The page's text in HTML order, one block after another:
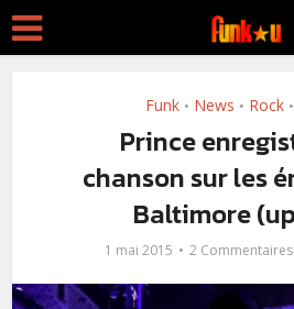
Funk • News • Rock •
Prince
chanson sur les
Baltimore
1 mai 2015 2 Commentaires